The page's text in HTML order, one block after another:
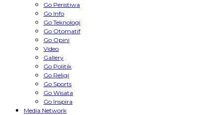
Go Peristiwa
Go Info
Go Teknologi
Go Otomatif
Go Opini
Video
Gallery
Go Politik
Go Religi
Go Sports
Go Wisata
Go Inspira
Media Network